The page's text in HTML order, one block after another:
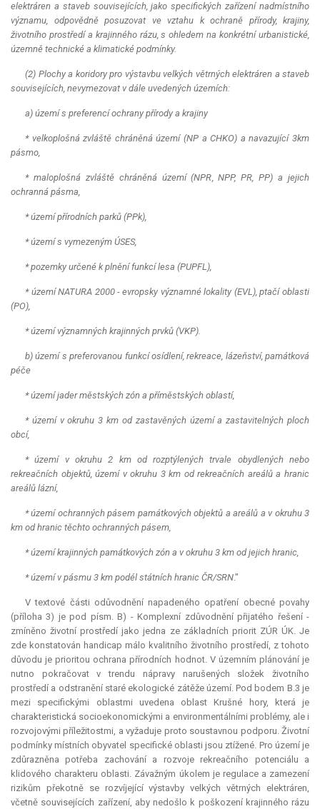
elektráren a staveb souvisejících, jako specifických zařízení nadmístního
významu, odpovědně posuzovat ve vztahu k ochraně přírody, krajiny,
životního prostředí a krajinného rázu, s ohledem na konkrétní urbanistické,
územně technické a klimatické podmínky.
(2) Plochy a koridory pro výstavbu velkých větrných elektráren a staveb
souvisejících, nevymezovat v dále uvedených územích:
a) území s preferencí ochrany přírody a krajiny
* velkoplošná zvláště chráněná území (NP a CHKO) a navazující 3km
pásmo,
* maloplošná zvláště chráněná území (NPR, NPP, PR, PP) a jejich
ochranná pásma,
* území přírodních parků (PPk),
* území s vymezeným ÚSES,
* pozemky určené k plnění funkcí lesa (PUPFL),
* územíNATURA 2000 - evropsky významné lokality (EVL), ptačí oblasti
(PO),
* území významných krajinných prvků (VKP).
b) území s preferovanou funkcí osídlení, rekreace, lázeňství, památková
péče
* území jader městských zón a příměstských oblastí,
* území v okruhu 3 km od zastavěných území a zastavitelných ploch
obcí,
* území v okruhu 2 km od rozptýlených trvale obydlených nebo
rekreačních objektů, území v okruhu 3 km od rekreačních areálů a hranic
areálů lázní,
* území ochranných pásem památkových objektů a areálů a v okruhu 3
km od hranic těchto ochranných pásem,
* území krajinných památkových zón a v okruhu 3 km od jejich hranic,
* území v pásmu 3 km podél státních hranic ČR/SRN."
V textové části odůvodnění napadeného opatření obecné povahy
(příloha 3) je pod písm. B) - Komplexní zdůvodnění přijatého řešení -
zmíněno životní prostředí jako jedna ze základních priorit ZÚR ÚK. Je
zde konstatován handicap málo kvalitního životního prostředí, z tohoto
důvodu je prioritou ochrana přírodních hodnot. V územním plánování je
nutno pokračovat v trendu nápravy narušených složek životního
prostředí a odstranění staré ekologické zátěže území. Pod bodem B.3 je
mezi specifickými oblastmi uvedena oblast Krušné hory, která je
charakteristická socioekonomickými a environmentálními problémy, ale i
rozvojovými příležitostmi, a vyžaduje proto soustavnou podporu. Životní
podmínky místních obyvatel specifické oblasti jsou ztížené. Pro území je
zdůrazněna potřeba zachování a rozvoje rekreačního potenciálu a
klidového charakteru oblasti. Závažným úkolem je regulace a zamezení
rizikům překotně se rozvíjející výstavby velkých větrných elektráren,
včetně souvisejících zařízení, aby nedošlo k poškození krajinného rázu